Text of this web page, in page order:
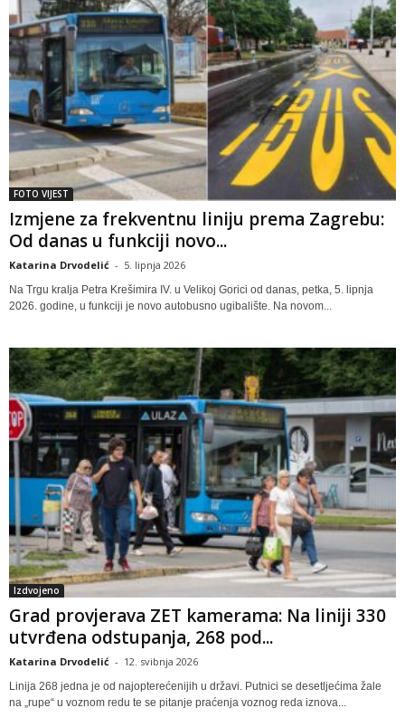
FOTO VIJEST
Izmjene za frekventnu liniju prema Zagrebu:
Od danas u funkciji novo...
Katarina Drvodelić - 5. lipnja 2026
Na Trgu kralja Petra Krešimira IV. u Velikoj Gorici od danas, petka, 5. lipnja
2026. godine, u funkciji je novo autobusno ugibalište. Na novom...
Izdvojeno
Grad provjerava ZET kamerama: Na liniji 330
utvrđena odstupanja, 268 pod...
Katarina Drvodelić - 12. svibnja 2026
Linija 268 jedna je od najopterećenijih u državi. Putnici se desetljećima žale
na „rupe“ u voznom redu te se pitanje praćenja voznog reda iznova...